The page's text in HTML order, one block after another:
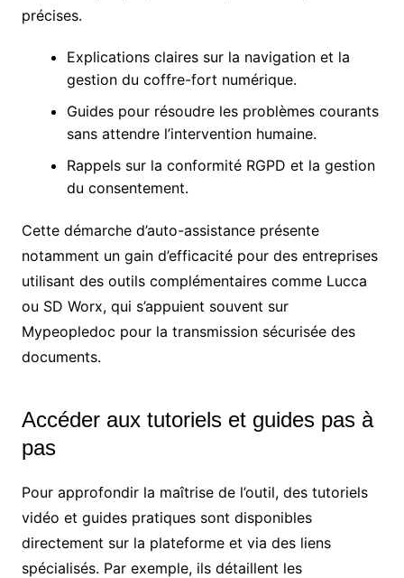
précises.
Explications claires sur la navigation et la
gestion du coffre-fort numérique.
Guides pour résoudre les problèmes courants
sans attendre l’intervention humaine.
Rappels sur la conformité RGPD et la gestion
du consentement.
Cette démarche d’auto-assistance présente
notamment un gain d’efficacité pour des entreprises
utilisant des outils complémentaires comme Lucca
ou SD Worx, qui s’appuient souvent sur
Mypeopledoc pour la transmission sécurisée des
documents.
Accéder aux tutoriels et guides pas à
pas
Pour approfondir la maîtrise de l’outil, des tutoriels
vidéo et guides pratiques sont disponibles
directement sur la plateforme et via des liens
spécialisés. Par exemple, ils détaillent les